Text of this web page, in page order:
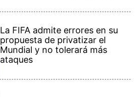
La FIFA admite errores en su
propuesta de privatizar el
Mundial y no tolerará más
ataques